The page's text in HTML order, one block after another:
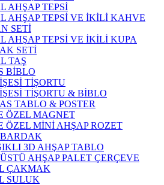
AHŞAP TEPSİ
AHŞAP TEPSİ VE İKİLİ KAHVE
SETİ
AHŞAP TEPSİ VE İKİLİ KUPA
SETİ
TAŞ
BİBLO
TİŞORTU
TİŞORTU & BİBLO
TABLO & POSTER
ÖZEL MAGNET
ÖZEL MİNİ AHŞAP ROZET
3D AHŞAP TABLO
AHŞAP PALET ÇERÇEVE
ÇAKMAK
SULUK